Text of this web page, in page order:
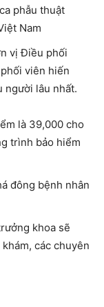
phẫu thuật
Nam
vị Điều phối
viên hiến
người lâu nhất.
là 39,000 cho
trình bảo hiểm
đông bệnh nhân
khoa sẽ
các chuyên